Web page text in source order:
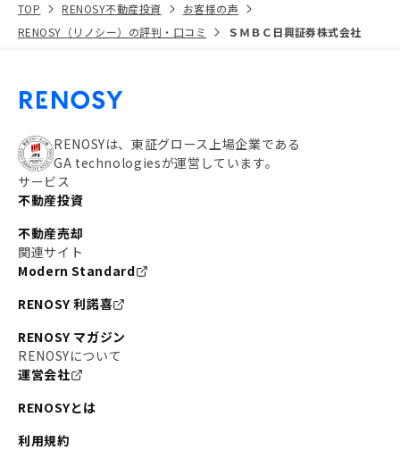
TOP RENOSY不動産投資
お客様の声
RENOSY（リノシー）の評判・口コミ
ＳＭＢＣ日興証券株式会社
RENOSYは、東証グロース上場企業である
GA technologiesが運営しています。
サービス
不動産投資
不動産売却
関連サイト
Modern Standard
RENOSY 利諾喜
RENOSY マガジン
RENOSYについて
運営会社
RENOSYとは
利用規約